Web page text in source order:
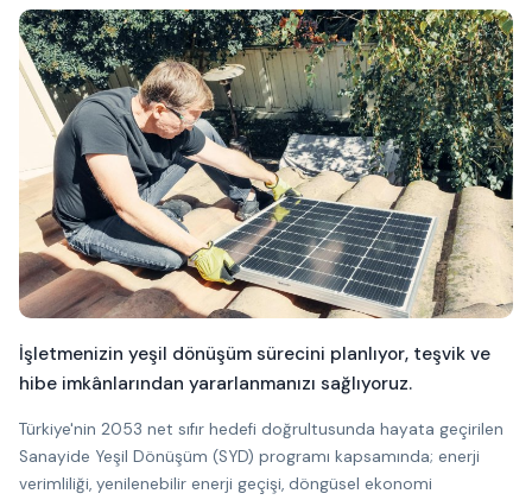
İşletmenizin yeşil dönüşüm sürecini planlıyor, teşvik ve
hibe imkânlarından yararlanmanızı sağlıyoruz.
Türkiye'nin 2053 net sıfır hedefi doğrultusunda hayata geçirilen
Sanayide Yeşil Dönüşüm (SYD) programı kapsamında; enerji
verimliliği, yenilenebilir enerji geçişi, döngüsel ekonomi